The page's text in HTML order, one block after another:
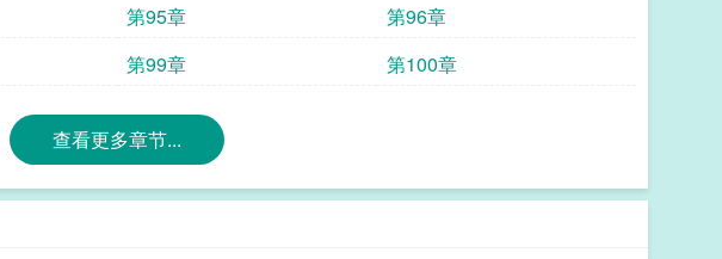
第95章
第96章
第99章 第100章
查看更多章节...